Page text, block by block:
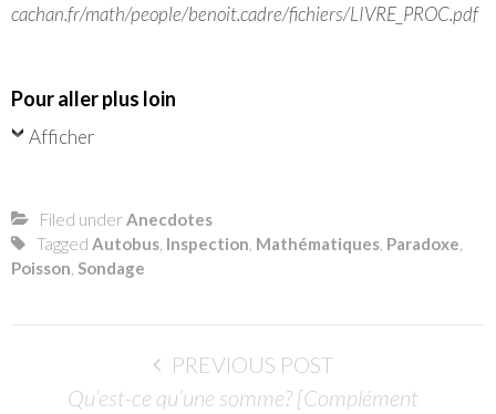
cachan.fr/math/people/benoit.cadre/fichiers/LIVRE_PROC.pdf
Pour aller plus loin
Afficher
Filed underAnecdotes
Tagged Autobus Inspection Mathématiques Paradoxe
Poisson Sondage
navigation
PREVIOUS POST
Qu’est-ce qu’une somme? [Complément